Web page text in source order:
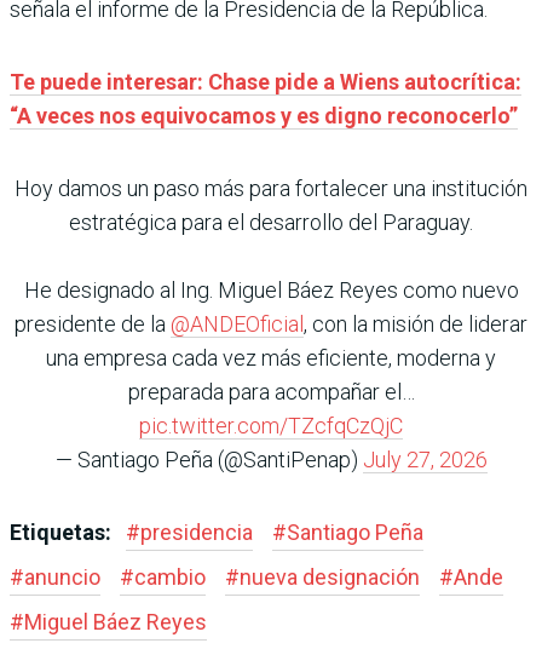
señala el informe de la Presidencia de la República.
Te puede interesar: Chase pide a Wiens autocrítica:
“A veces nos equivocamos y es digno reconocerlo”
Hoy damos un paso más para fortalecer una institución
estratégica para el desarrollo del Paraguay.
He designado al Ing. Miguel Báez Reyes como nuevo
presidente de la @ANDEOficial , con la misión de liderar
una empresa cada vez más eficiente, moderna y
preparada para acompañar el…
pic.twitter.com/TZcfqCzQjC
— Santiago Peña (@SantiPenap) July 27, 2026
Etiquetas: #presidencia #Santiago Peña
#anuncio #cambio #nueva designación #Ande
#Miguel Báez Reyes